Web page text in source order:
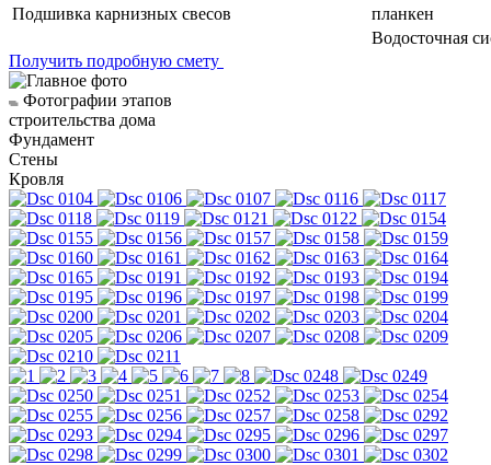
Подшивка карнизных свесов
планкен
Водосточная
Получить подробную смету
Фотографии этапов
строительства дома
Фундамент
Стены
Кровля